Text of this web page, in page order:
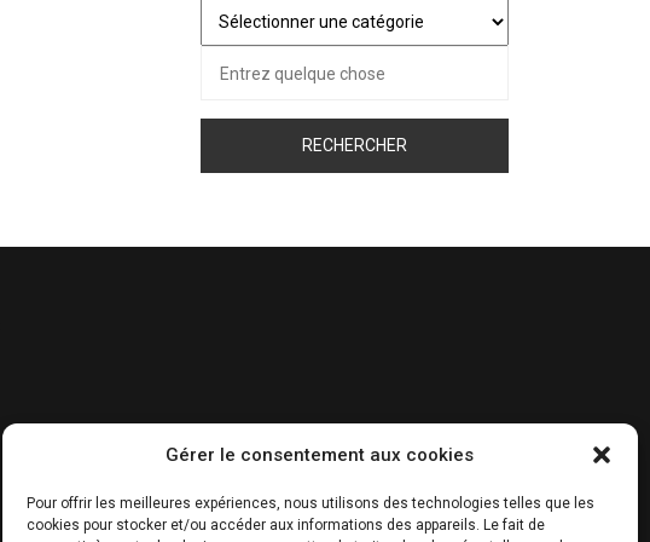
Gérer le consentement aux cookies
Pour offrir les meilleures expériences, nous utilisons des technologies telles que les
cookies pour stocker et/ou accéder aux informations des appareils. Le fait de
pour
pour :